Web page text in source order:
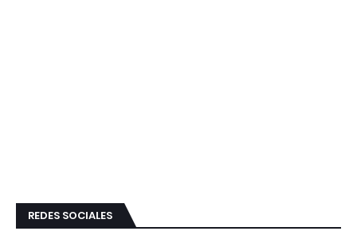
REDES SOCIALES